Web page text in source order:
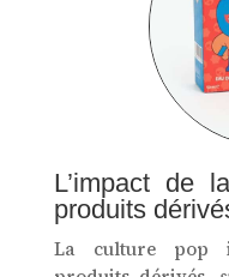
L’impact de
produits
La culture pop